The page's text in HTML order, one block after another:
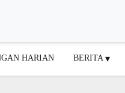
HARIAN BERITA